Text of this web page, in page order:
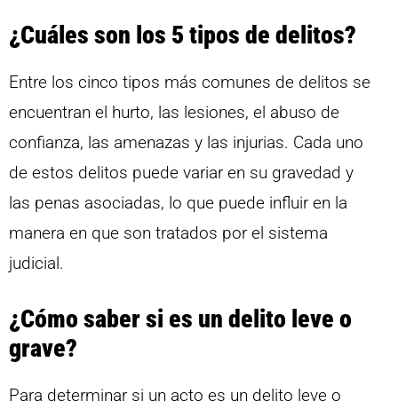
¿Cuáles son los 5 tipos de delitos?
Entre los cinco tipos más comunes de delitos se
encuentran el hurto, las lesiones, el abuso de
confianza, las amenazas y las injurias. Cada uno
de estos delitos puede variar en su gravedad y
las penas asociadas, lo que puede influir en la
manera en que son tratados por el sistema
judicial.
¿Cómo saber si es un delito leve o
grave?
Para determinar si un acto es un delito leve o